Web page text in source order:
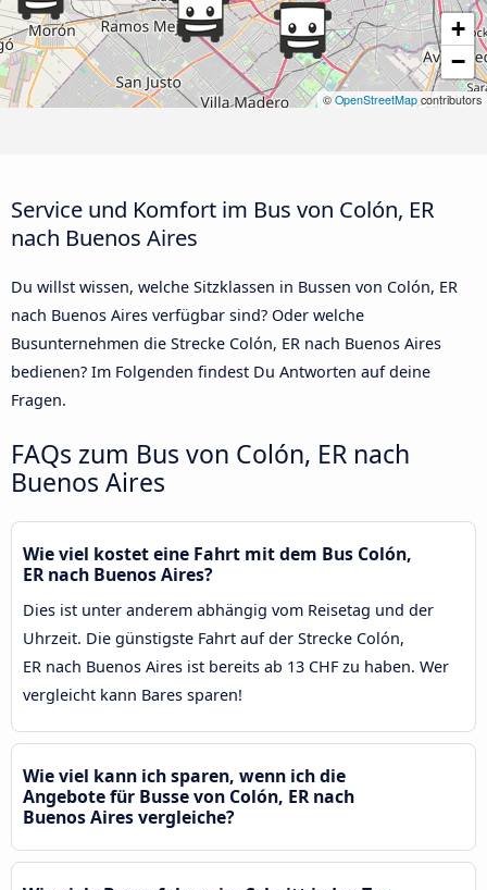
+
−
© OpenStreetMap contributors
Service und Komfort im Bus von Colón, ER
nach Buenos Aires
Du willst wissen, welche Sitzklassen in Bussen von Colón, ER
nach Buenos Aires verfügbar sind? Oder welche
Busunternehmen die Strecke Colón, ER nach Buenos Aires
bedienen? Im Folgenden findest Du Antworten auf deine
Fragen.
FAQs zum Bus von Colón, ER nach
Buenos Aires
Wie viel kostet eine Fahrt mit dem Bus Colón,
ER nach Buenos Aires?
Dies ist unter anderem abhängig vom Reisetag und der
Uhrzeit. Die günstigste Fahrt auf der Strecke Colón,
ER nach Buenos Aires ist bereits ab 13 CHF zu haben. Wer
vergleicht kann Bares sparen!
Wie viel kann ich sparen, wenn ich die
Angebote für Busse von Colón, ER nach
Buenos Aires vergleiche?